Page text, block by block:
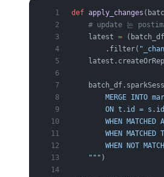
def apply_changes
# update 는
    latest
= (batch_df
        .filter(
MERGE INTO
        ON t.id = s.id
WHEN MATCHED
WHEN MATCHED
WHEN NOT
    """
)